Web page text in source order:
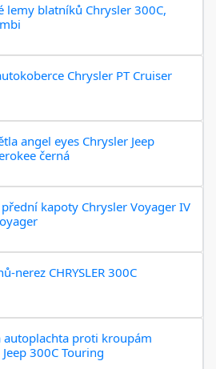
lemy blatníků Chrysler 300C,
Chrysler PT Cruiser
angel eyes Chrysler Jeep
černá
kapoty Chrysler Voyager IV
nerez CHRYSLER 300C
autoplachta proti kroupám
300C Touring